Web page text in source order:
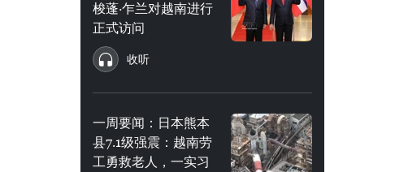
梭蓬·乍兰对越南进行
正式访问
收听
一周要闻：日本熊本
县7.1级强震：越南劳
工勇救老人，一实习